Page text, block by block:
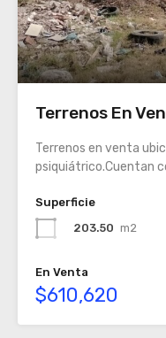
Terrenos En
Terrenos en venta
psiquiátrico.Cuentan
Superficie
203.50 m2
En Venta
$610,620